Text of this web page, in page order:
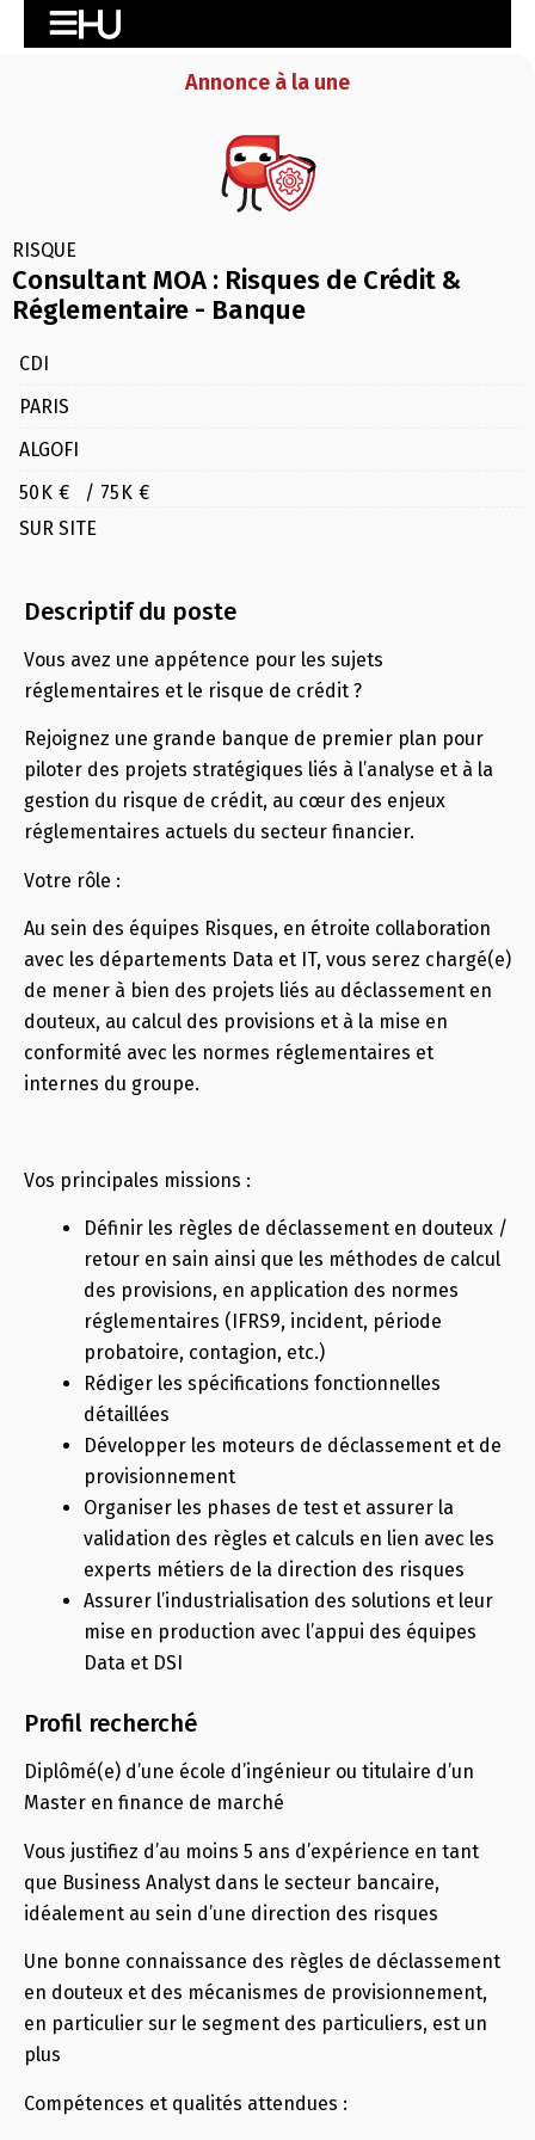
Annonce à la une
RISQUE
Consultant MOA : Risques de Crédit &
Réglementaire - Banque
CDI
PARIS
ALGOFI
50K €
/ 75K €
SUR SITE
Descriptif du poste
Vous avez une appétence pour les sujets
réglementaires et le risque de crédit ?
Rejoignez une grande banque de premier plan pour
piloter des projets stratégiques liés à l’analyse et à la
gestion du risque de crédit, au cœur des enjeux
réglementaires actuels du secteur financier.
Votre rôle :
Au sein des équipes Risques, en étroite collaboration
avec les départements Data et IT, vous serez chargé(e)
de mener à bien des projets liés au déclassement en
douteux, au calcul des provisions et à la mise en
conformité avec les normes réglementaires et
internes du groupe.
Vos principales missions :
Définir les règles de déclassement en douteux /
retour en sain ainsi que les méthodes de calcul
des provisions, en application des normes
réglementaires (IFRS9, incident, période
probatoire, contagion, etc.)
Rédiger les spécifications fonctionnelles
détaillées
Développer les moteurs de déclassement et de
provisionnement
Organiser les phases de test et assurer la
validation des règles et calculs en lien avec les
experts métiers de la direction des risques
Assurer l’industrialisation des solutions et leur
mise en production avec l’appui des équipes
Data et DSI
Profil recherché
Diplômé(e) d’une école d’ingénieur ou titulaire d’un
Master en finance de marché
Vous justifiez d’au moins 5 ans d’expérience en tant
que Business Analyst dans le secteur bancaire,
idéalement au sein d’une direction des risques
Une bonne connaissance des règles de déclassement
en douteux et des mécanismes de provisionnement,
en particulier sur le segment des particuliers, est un
plus
Compétences et qualités attendues :